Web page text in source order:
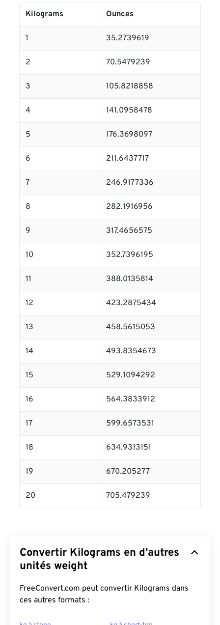
Kilograms Ounces
1 35.2739619
2 70.5479239
3 105.8218858
4 141.0958478
5 176.3698097
6 211.6437717
7 246.9177336
8 282.1916956
9 317.4656575
10 352.7396195
11 388.0135814
12 423.2875434
13 458.5615053
14 493.8354673
15 529.1094292
16 564.3833912
17 599.6573531
18 634.9313151
19 670.205277
20 705.479239
Convertir Kilograms en d'autres
unités weight
FreeConvert.com peut convertir Kilograms dans
ces autres formats :